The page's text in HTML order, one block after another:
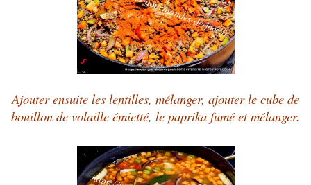
Ajouter ensuite les lentilles, mélanger, ajouter le cube de
bouillon de volaille émietté, le paprika fumé et mélanger.